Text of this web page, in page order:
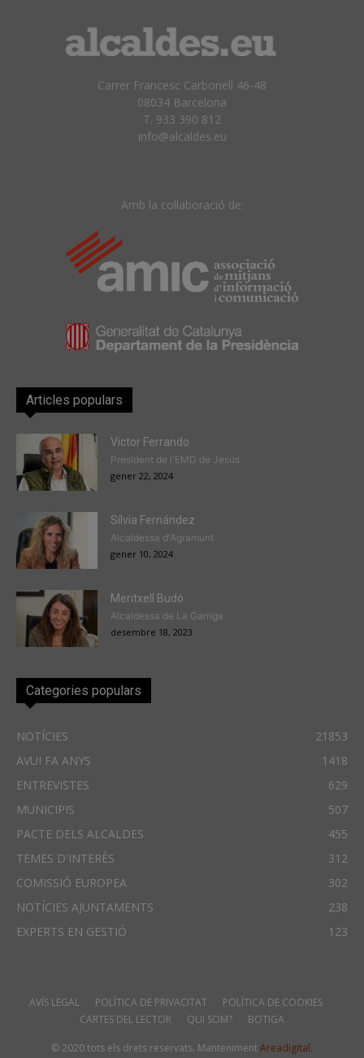
Carrer Francesc Carbonell 46-48
08034 Barcelona
T. 933 390 812
info@alcaldes.eu
Amb la col·laboració de:
Articles populars
Victor Ferrando
President de l'EMD de Jesús
gener 22, 2024
Sílvia Fernández
Alcaldessa d'Agramunt
gener 10, 2024
Meritxell Budó
Alcaldessa de La Garriga
desembre 18, 2023
Categories populars
NOTÍCIES
21853
AVUI FA ANYS
1418
ENTREVISTES
629
MUNICIPIS
507
PACTE DELS ALCALDES
455
TEMES D'INTERÈS
312
COMISSIÓ EUROPEA
302
NOTÍCIES AJUNTAMENTS
238
EXPERTS EN GESTIÓ
123
AVÍS LEGAL POLÍTICA DE PRIVACITAT
POLÍTICA DE COOKIES
CARTES DEL LECTOR
QUI SOM? BOTIGA
© 2020 tots els drets reservats. MantenimentAreadigital.